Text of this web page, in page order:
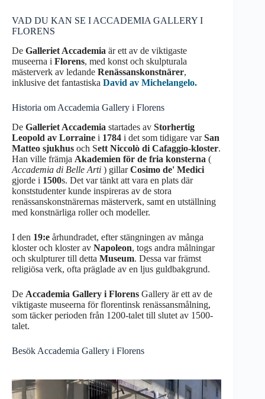
VAD DU KAN SE I ACCADEMIA GALLERY I
FLORENS
De Galleriet Accademia är ett av de viktigaste
museerna i Florens, med konst och skulpturala
mästerverk av ledande Renässanskonstnärer,
inklusive det fantastiska David av Michelangelo.
Historia om Accademia Gallery i Florens
De Galleriet Accademia startades av Storhertig
Leopold av Lorraine i 1784 i det som tidigare varSan
Matteo sjukhus och Sett Niccolò di Cafaggio-kloster.
Han ville främja Akademien för de fria konsterna (
Accademia di Belle Arti ) gillarCosimo de' Medici
gjorde i 1500s. Det var tänkt att vara en plats där
konststudenter kunde inspireras av de stora
renässanskonstnärernas mästerverk, samt en utställning
med konstnärliga roller och modeller.
I den 19:e århundradet, efter stängningen av många
kloster och kloster av Napoleon, togs andra målningar
och skulpturer till detta Museum. Dessa var främst
religiösa verk, ofta präglade av en ljus guldbakgrund.
De Accademia Gallery i Florens Gallery är ett av de
viktigaste museerna för florentinsk renässansmålning,
som täcker perioden från 1200-talet till slutet av 1500-
talet.
Besök Accademia Gallery i Florens